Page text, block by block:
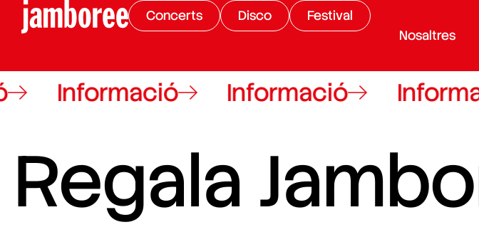
Concerts Disco
Festival
Nosaltres
Informació Informació Informació
Regala